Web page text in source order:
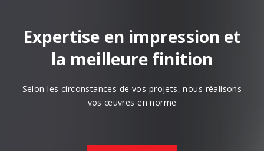
Expertise en impression et
la meilleure finition
Selon les circonstances de vos projets, nous réalisons
vos œuvres en norme